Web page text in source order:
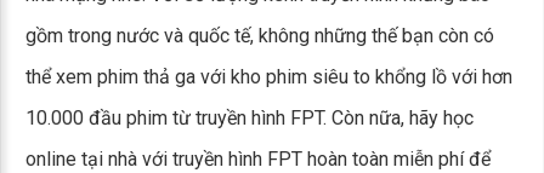
gồm trong nước và quốc tế, không những thế bạn còn có
thể xem phim thả ga với kho phim siêu to khổng lồ với hơn
10.000 đầu phim từ truyền hình FPT. Còn nữa, hãy học
online tại nhà với truyền hình FPT hoàn toàn miễn phí để